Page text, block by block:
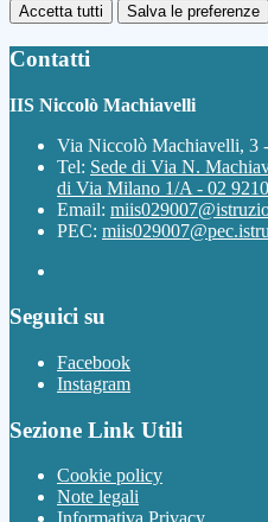
Accetta tutti Salva le preferenze
Contatti
IIS Niccolò Machiavelli
Via Niccolò Machiavelli, 3
Tel: Sede di Via N.
di Via Milano 1/A - 02
Email:
PEC:
Seguici su
Facebook
Instagram
Sezione Link Utili
Cookie policy
Note legali